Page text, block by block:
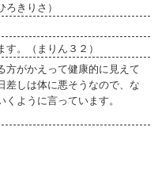
きりさ）
。（まりん３２）
方がかえって健康的に見えて
差しは体に悪そうなので、な
ように言っています。